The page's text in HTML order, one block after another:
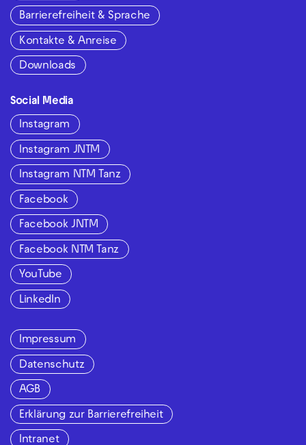
Barrierefreiheit & Sprache
Kontakte & Anreise
Downloads
Social Media
Instagram
Instagram JNTM
Instagram NTM Tanz
Facebook
Facebook JNTM
Facebook NTM Tanz
YouTube
LinkedIn
Impressum
Datenschutz
AGB
Erklärung zur Barrierefreiheit
Intranet